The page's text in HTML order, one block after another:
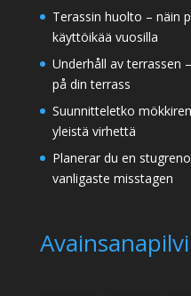
Terassin huolto – näin
käyttöikää vuosilla
Underhåll av terrassen
på din terrass
Suunnitteletko
yleistä virhettä
Planerar du en
vanligaste misstagen
Avainsanapilvi